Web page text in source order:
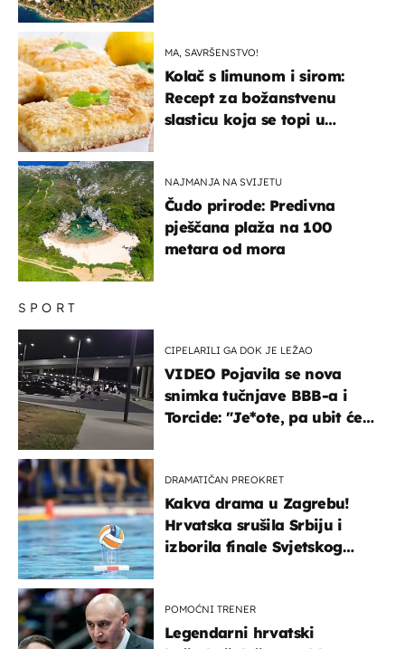
SPORT
CIPELARILI GA DOK JE LEŽAO
VIDEO Pojavila se nova
snimka tučnjave BBB-a i
Torcide: "Je*ote, pa ubit će
DRAMATIČAN PREOKRET
Kakva drama u Zagrebu!
Hrvatska srušila Srbiju i
izborila finale Svjetskog
POMOĆNI TRENER
Legendarni hrvatski
MA, SAVRŠENSTVO!
Kolač s limunom i sirom:
Recept za božanstvenu
slasticu koja se topi u
NAJMANJA NA SVIJETU
Čudo prirode: Predivna
pješčana plaža na 100
metara od mora